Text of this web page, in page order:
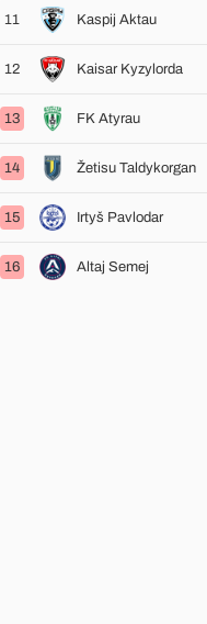
11 Kaspij Aktau
12 Kaisar Kyzylorda
13 FK Atyrau
14 Žetisu Taldykorgan
15 Irtyš Pavlodar
16 Altaj Semej